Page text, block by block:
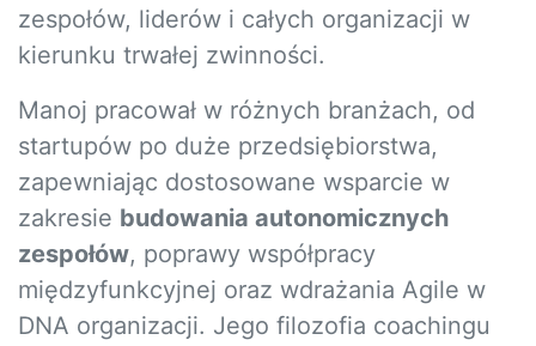
zespołów, liderów i całych organizacji w
kierunku trwałej zwinności.
Manoj pracował w różnych branżach, od
startupów po duże przedsiębiorstwa,
zapewniając dostosowane wsparcie w
zakresie budowania autonomicznych
zespołów, poprawy współpracy
międzyfunkcyjnej oraz wdrażania Agile w
DNA organizacji. Jego filozofia coachingu